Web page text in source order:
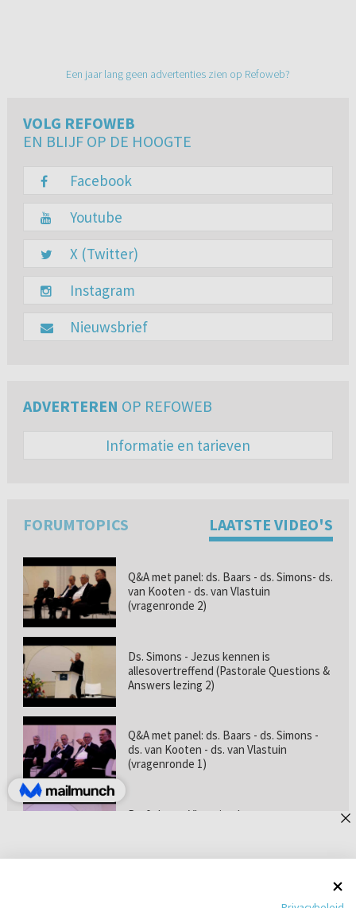
Een jaar lang geen advertenties zien op Refoweb?
VOLG REFOWEB
EN BLIJF OP DE HOOGTE
Facebook
Youtube
X (Twitter)
Instagram
Nieuwsbrief
ADVERTEREN OP REFOWEB
Informatie en tarieven
FORUMTOPICS LAATSTE VIDEO'S
Q&A met panel: ds. Baars - ds. Simons- ds.
van Kooten - ds. van Vlastuin
(vragenronde 2)
Ds. Simons - Jezus kennen is
allesovertreffend (Pastorale Questions &
Answers lezing 2)
Q&A met panel: ds. Baars - ds. Simons -
ds. van Kooten - ds. van Vlastuin
(vragenronde 1)
Prof. dr. van Vlastuin - Is